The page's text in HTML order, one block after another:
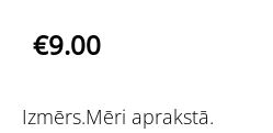
€9.00
Izmērs.Mēri aprakstā.